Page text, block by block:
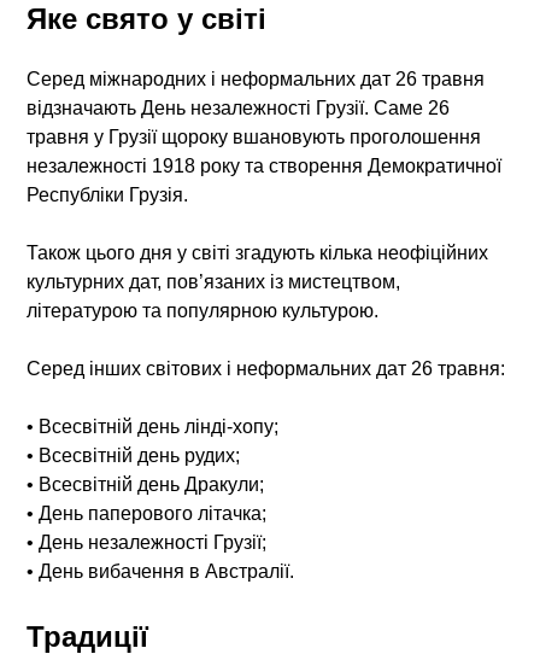
Яке свято у світі
Серед міжнародних і неформальних дат 26 травня
відзначають День незалежності Грузії. Саме 26
травня у Грузії щороку вшановують проголошення
незалежності 1918 року та створення Демократичної
Республіки Грузія.
Також цього дня у світі згадують кілька неофіційних
культурних дат, пов’язаних із мистецтвом,
літературою та популярною культурою.
Серед інших світових і неформальних дат 26 травня:
• Всесвітній день лінді-хопу;
• Всесвітній день рудих;
• Всесвітній день Дракули;
• День паперового літачка;
• День незалежності Грузії;
• День вибачення в Австралії.
Традиції